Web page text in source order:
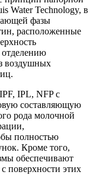
Water Technology, в
фазы
расположенные
отделению
воздушных
IPL, NFP с
составляющую
рода молочной
полностью
Кроме того,
обеспечивают
поверхности этих